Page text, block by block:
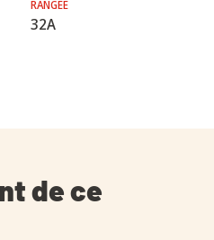
RANGÉE
32A
de ce